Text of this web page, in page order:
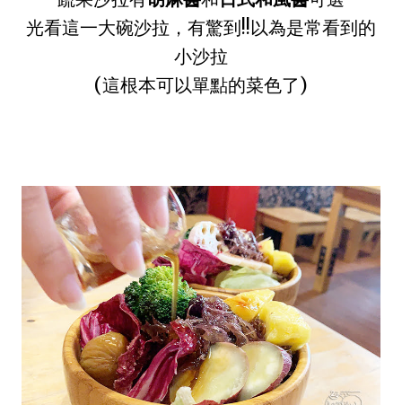
光看這一大碗沙拉，有驚到!!以為是常看到的
小沙拉
(這根本可以單點的菜色了)